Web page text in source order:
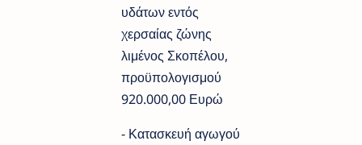
υδάτων εντός
χερσαίας ζώνης
λιμένος Σκοπέλου,
προϋπολογισμού
920.000,00 Ευρώ
- Κατασκευή αγωγού